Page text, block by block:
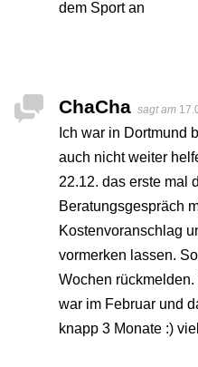
dem Sport an
ChaCha sagt am
Ich war in Dortmund
auch nicht weiter
22.12. das erste mal
Beratungsgespräch
Kostenvoranschlag
vormerken lassen.
Wochen
war im Februar und
knapp 3 Monate :)